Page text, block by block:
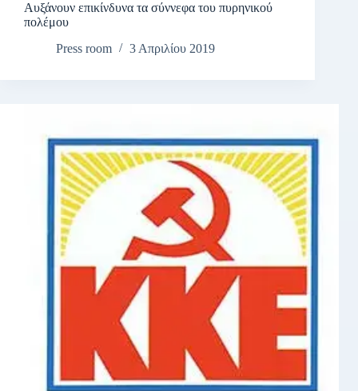
Αυξάνουν επικίνδυνα τα σύννεφα του πυρηνικού
πολέμου
Press room
3 Απριλίου 2019